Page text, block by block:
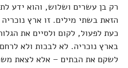
רק בן עשרים ושלוש, והוא ידע
הזאת בשתי מילים. זו ארץ
כעת לפעול, לקום ולסיים את
בארץ נוכריה. לא לבכות ולא
לשקם את הבתים – אלא לצאת משם